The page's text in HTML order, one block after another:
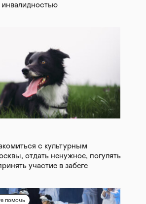
с культурным
отдать ненужное, погулять
участие в забеге
помочь